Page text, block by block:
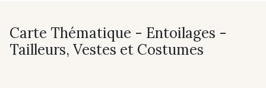
Carte Thématique - Entoilages -
Tailleurs, Vestes et Costumes